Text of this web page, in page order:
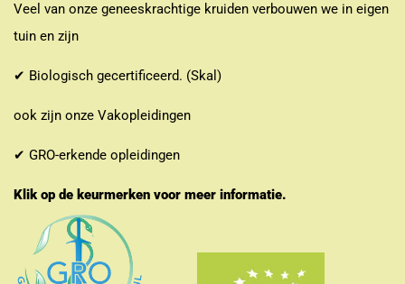
Veel van onze geneeskrachtige kruiden verbouwen we in eigen
tuin en zijn
✔ Biologisch gecertificeerd. (Skal)
ook zijn onze Vakopleidingen
✔ GRO-erkende opleidingen
Klik op de keurmerken voor meer informatie.